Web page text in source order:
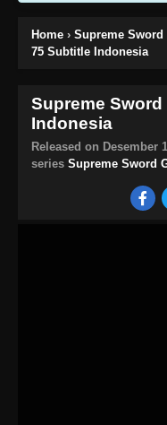
Home › Supreme Sword
75 Subtitle Indonesia
Supreme
Indonesia
Released on Desember
series Supreme Sword